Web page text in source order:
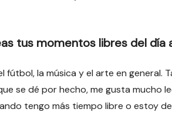
tus momentos libres del día
la música y el arte en general.
se dé por hecho, me gusta
tengo más tiempo libre o estoy